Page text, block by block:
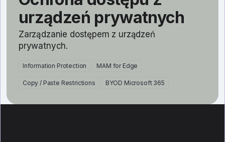
urządzeń prywatnych
Zarządzanie dostępem z urządzeń
prywatnych.
Information Protection MAM for Edge
Copy / Paste Restrictions BYOD Microsoft 365